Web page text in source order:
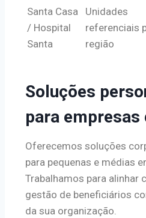
Santa Casa
/ Hospital
Santa
Unidades
referenciais
região
Soluções
para empresas
Oferecemos soluções
para pequenas e médias
Trabalhamos para alinhar
gestão de beneficiários
da sua organização.